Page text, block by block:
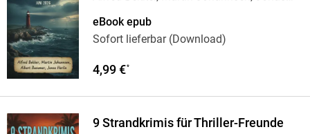
eBook epub
Sofort lieferbar (Download)
4,99 €*
9 Strandkrimis für Thriller-Freunde